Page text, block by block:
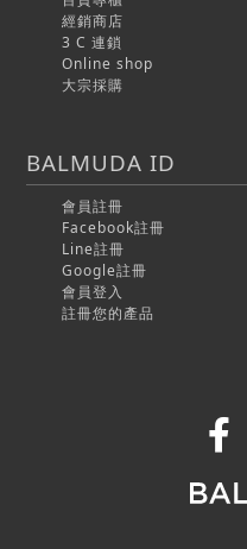
經銷商店
3 C 連鎖
Online shop
大宗採購
BALMUDA ID
會員註冊
Facebook註冊
Line註冊
Google註冊
會員登入
註冊您的產品